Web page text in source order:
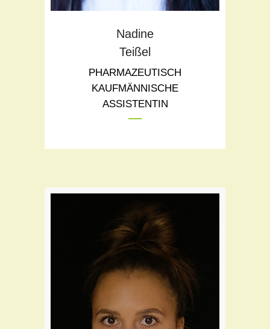
Nadine
Teißel
PHARMAZEUTISCH
KAUFMÄNNISCHE
ASSISTENTIN
Teil des Flora Teams seit:
2021
Kosmetik